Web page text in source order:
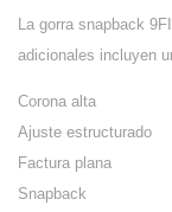
La gorra snapback
adicionales incluyen
Corona alta
Ajuste estructurado
Factura plana
Snapback